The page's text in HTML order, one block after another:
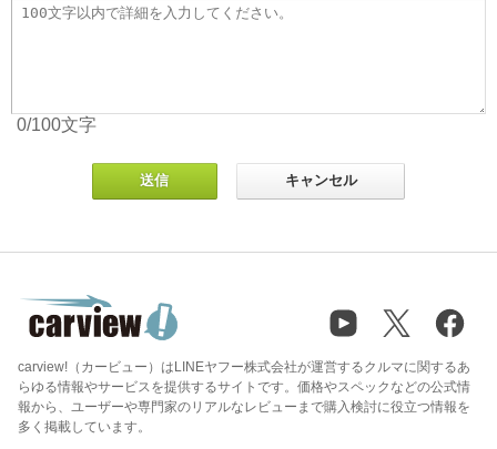
0/100文字
carview!（カービュー）はLINEヤフー株式会社が運営するクルマに関するあ
らゆる情報やサービスを提供するサイトです。価格やスペックなどの公式情
報から、ユーザーや専門家のリアルなレビューまで購入検討に役立つ情報を
多く掲載しています。